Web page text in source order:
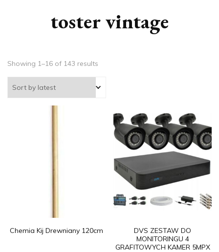
toster vintage
Showing 1–16 of 143 results
Chemia Kij Drewniany 120cm
DVS ZESTAW DO
MONITORINGU 4
GRAFITOWYCH KAMER 5MPX